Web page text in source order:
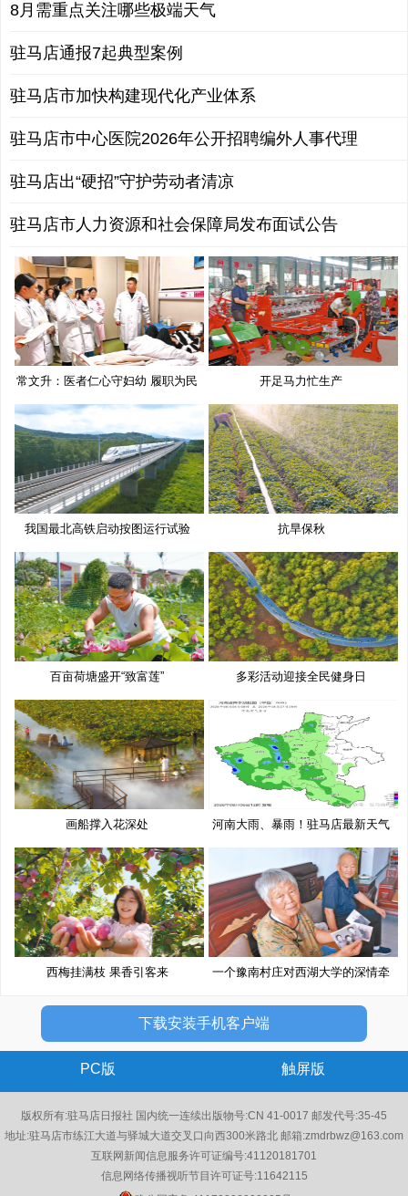
8月需重点关注哪些极端天气
驻马店通报7起典型案例
驻马店市加快构建现代化产业体系
驻马店市中心医院2026年公开招聘编外人事代理
驻马店出“硬招”守护劳动者清凉
驻马店市人力资源和社会保障局发布面试公告
常文升：医者仁心守妇幼 履职为民 开足马力忙生产
我国最北高铁启动按图运行试验 抗旱保秋
百亩荷塘盛开“致富莲” 多彩活动迎接全民健身日
画船撑入花深处
河南大雨、暴雨！驻马店最新天气
预
西梅挂满枝 果香引客来
一个豫南村庄对西湖大学的深情牵
下载安装手机客户端
PC版 触屏版
版权所有:驻马店日报社 国内统一连续出版物号:CN 41-0017 邮发代号:35-45
地址:驻马店市练江大道与驿城大道交叉口向西300米路北 邮箱:zmdrbwz@163.com
互联网新闻信息服务许可证编号:41120181701
信息网络传播视听节目许可证号:11642115